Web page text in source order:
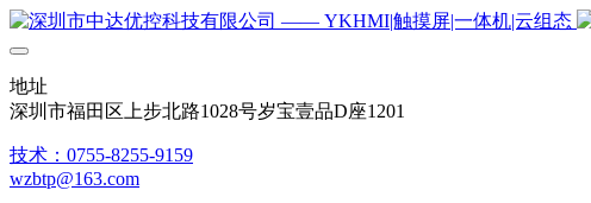
地址
深圳市福田区上步北路1028号岁宝壹品D座1201
技术：0755-8255-9159
wzbtp@163.com